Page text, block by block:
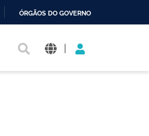
ÓRGÃOS DO GOVERNO
|